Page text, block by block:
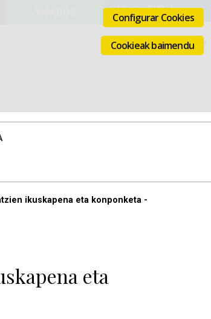
Configurar Cookies
Cookieak baimendu
ikuskapena eta konponketa -
eta